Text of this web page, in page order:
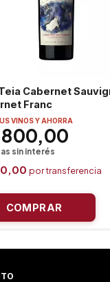
Cabernet
Franc
VINOS Y AHORRA